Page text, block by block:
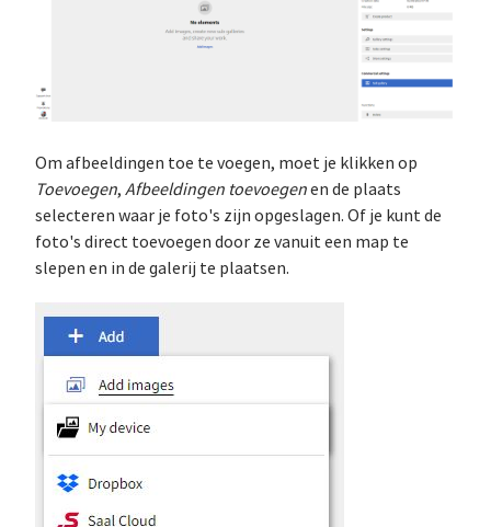
Om afbeeldingen toe te voegen, moet je klikken op
Toevoegen, Afbeeldingen toevoegenen de plaats
selecteren waar je foto's zijn opgeslagen. Of je kunt de
foto's direct toevoegen door ze vanuit een map te
slepen en in de galerij te plaatsen.